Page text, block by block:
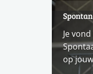
Je
op